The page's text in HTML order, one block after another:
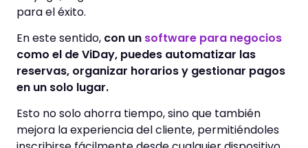
para el éxito.
En este sentido, con un software para negocios
como el de ViDay, puedes automatizar las
reservas, organizar horarios y gestionar pagos
en un solo lugar.
Esto no solo ahorra tiempo, sino que también
mejora la experiencia del cliente, permitiéndoles